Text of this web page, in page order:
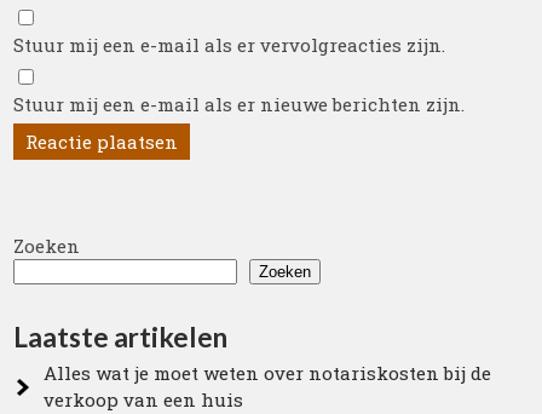
Stuur mij een e-mail als er vervolgreacties zijn.
Stuur mij een e-mail als er nieuwe berichten zijn.
Zoeken
Zoeken
Laatste artikelen
Alles wat je moet weten over notariskosten bij de
verkoop van een huis